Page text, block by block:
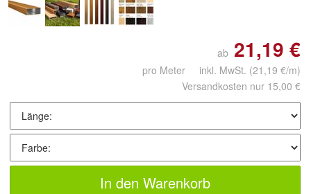
ab 21,19 €
pro Meter inkl. MwSt. (21,19 €/m)
Versandkosten nur 15,00 €
In den Warenkorb